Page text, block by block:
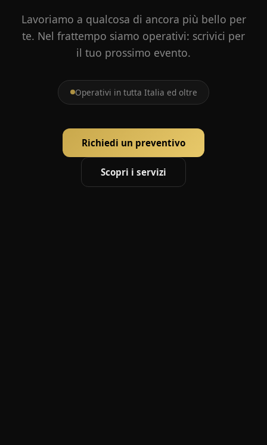
Lavoriamo a qualcosa di ancora più bello per
te. Nel frattempo siamo operativi: scrivici per
il tuo prossimo evento.
Operativi in tutta Italia ed oltre
Richiedi un preventivo
Scopri i servizi